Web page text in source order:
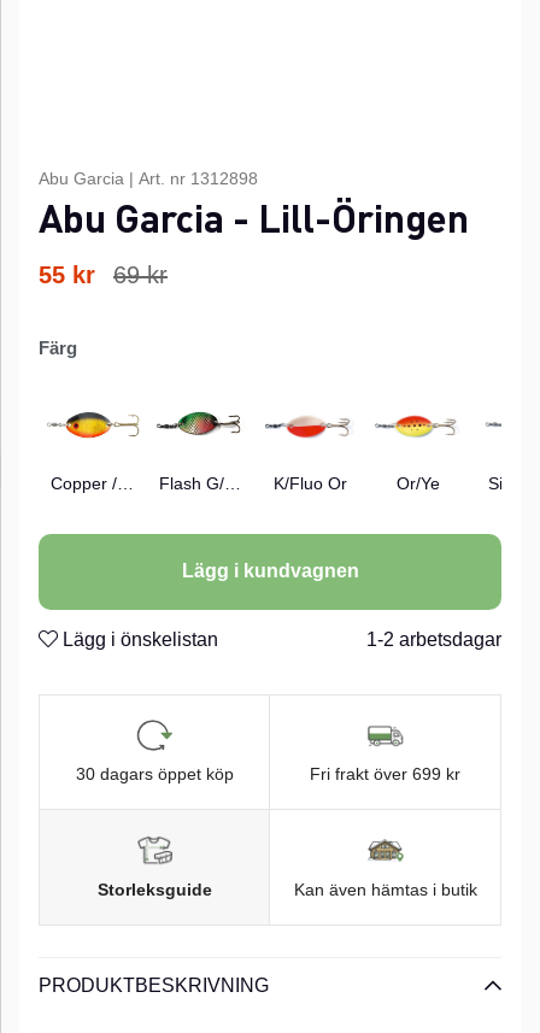
Abu Garcia | Art. nr 1312898
Abu Garcia - Lill-Öringen
69kr
55 kr
Färg
K/Fluo Or Or/Ye Silver
Lägg i kundvagnen
Lägg i önskelistan 1-2 arbetsdagar
30 dagars öppet köp Fri frakt över 699 kr
Storleksguide Kan även hämtas i butik
PRODUKTBESKRIVNING